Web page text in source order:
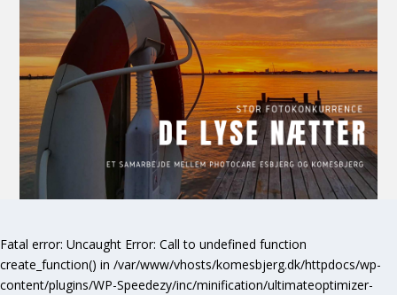
Fatal error: Uncaught Error: Call to undefined function
create_function() in /var/www/vhosts/komesbjerg.dk/httpdocs/wp-
content/plugins/WP-Speedezy/inc/minification/ultimateoptimizer-